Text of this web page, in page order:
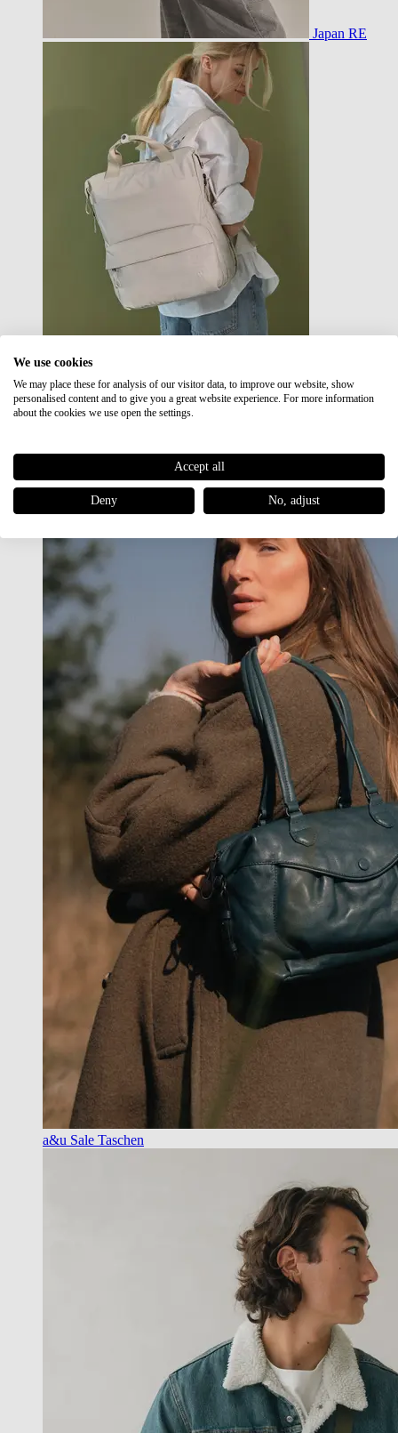
Japan RE
Japan RE lite
Sale
a&u Sale Taschen
We use cookies
We may place these for analysis of our visitor data, to improve our website, show
personalised content and to give you a great website experience. For more information
about the cookies we use open the settings.
Accept all
Deny No, adjust